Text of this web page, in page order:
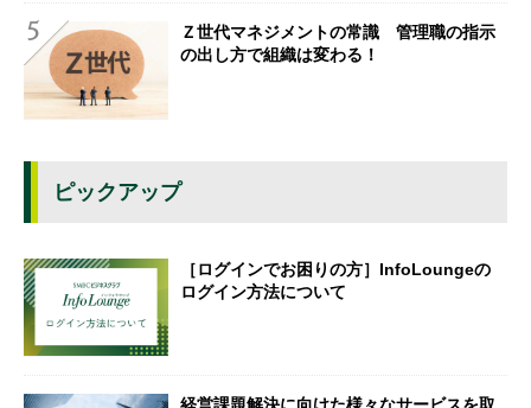
Ｚ世代マネジメントの常識 管理職の指示
の出し方で組織は変わる！
ピックアップ
［ログインでお困りの方］InfoLoungeの
ログイン方法について